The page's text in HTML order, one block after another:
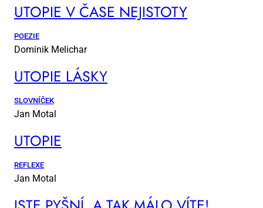
UTO­PIE V ČA­SE NE­JIS­TO­TY
POEZIE
Dominik Melichar
UTO­PIE LÁS­KY
SLOVNÍČEK
Jan Motal
UTO­PIE
REFLEXE
Jan Motal